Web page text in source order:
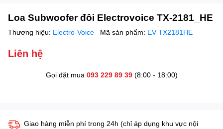
Loa Subwoofer đôi Electrovoice TX-2181_HE
Thương hiệu: Electro-Voice Mã sản phẩm: EV-TX2181HE
Liên hệ
Gọi đặt mua 093 229 89 39(8:00 - 18:00)
Giao hàng miễn phí trong 24h (chỉ áp dụng khu vực nội